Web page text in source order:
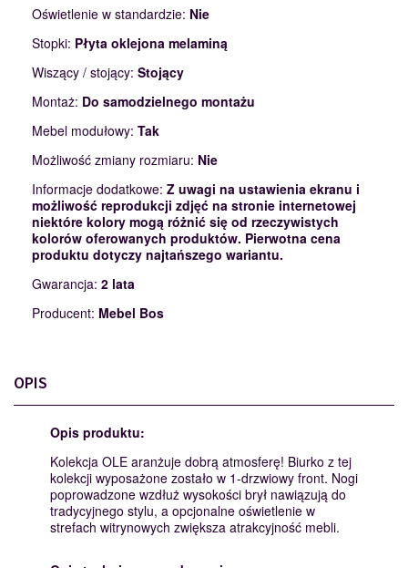
Oświetlenie w standardzie: Nie
Stopki: Płyta oklejona melaminą
Wiszący / stojący: Stojący
Montaż: Do samodzielnego montażu
Mebel modułowy: Tak
Możliwość zmiany rozmiaru: Nie
Informacje dodatkowe: Z uwagi na ustawienia ekranu i
możliwość reprodukcji zdjęć na stronie internetowej
niektóre kolory mogą różnić się od rzeczywistych
kolorów oferowanych produktów. Pierwotna cena
produktu dotyczy najtańszego wariantu.
Gwarancja: 2 lata
Producent: Mebel Bos
OPIS
Opis produktu:
Kolekcja OLE aranżuje dobrą atmosferę! Biurko z tej
kolekcji wyposażone zostało w 1-drzwiowy front. Nogi
poprowadzone wzdłuż wysokości brył nawiązują do
tradycyjnego stylu, a opcjonalne oświetlenie w
strefach witrynowych zwiększa atrakcyjność mebli.